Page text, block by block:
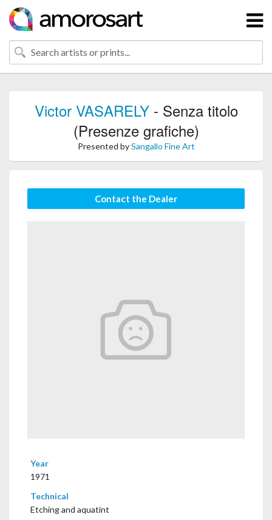
Victor VASARELY- Senza titolo
(Presenze grafiche)
Presented bySangallo Fine Art
Contact the Dealer
Year
1971
Technical
Etching and aquatint